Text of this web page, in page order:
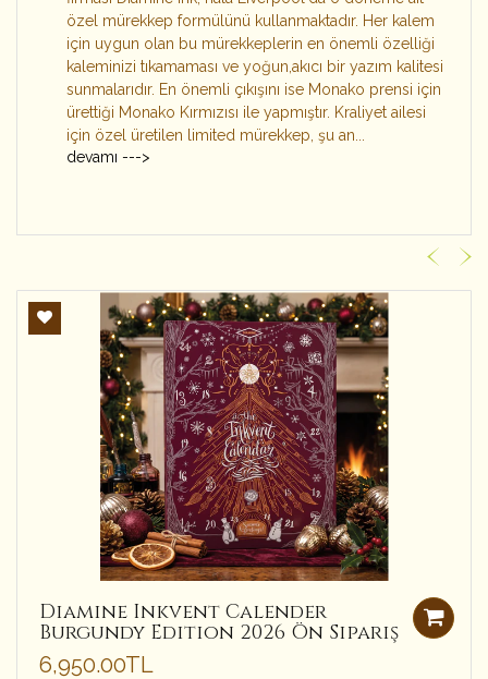
özel mürekkep formülünü kullanmaktadır. Her kalem
için uygun olan bu mürekkeplerin en önemli özelliği
kaleminizi tıkamaması ve yoğun,akıcı bir yazım kalitesi
sunmalarıdır. En önemli çıkışını ise Monako prensi için
ürettiği Monako Kırmızısı ile yapmıştır. Kraliyet ailesi
için özel üretilen limited mürekkep, şu an...
devamı --->
Diamine Inkvent Calender
Burgundy Edition 2026 Ön Sipariş
6,950.00TL